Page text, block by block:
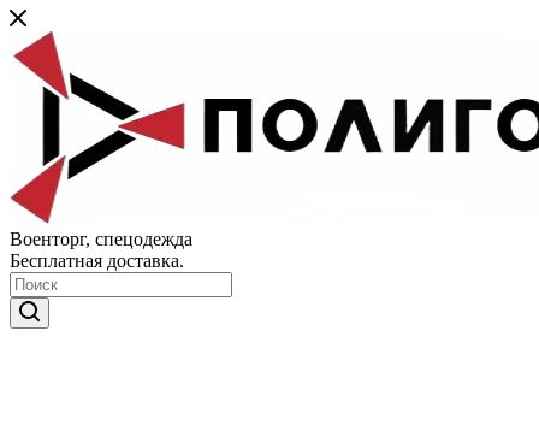
Военторг, спецодежда
Бесплатная доставка.